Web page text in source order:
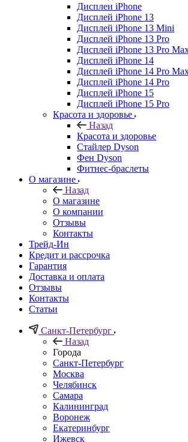
Дисплеи iPhone
Дисплей iPhone 13
Дисплей iPhone 13 Mini
Дисплей iPhone 13 Pro
Дисплей iPhone 13 Pro
Дисплей iPhone 14
Дисплей iPhone 14 Pro
Дисплей iPhone 14 Pro
Дисплей iPhone 15
Дисплей iPhone 15 Pro
Красота и здоровье
Назад
Красота и здоровье
Стайлер Dyson
Фен Dyson
Фитнес-браслеты
О магазине
Назад
О магазине
О компании
Отзывы
Контакты
Трейд-Ин
Кредит и рассрочка
Гарантия
Доставка и оплата
Отзывы
Контакты
Статьи
Санкт-Петербург
Назад
Города
Санкт-Петербург
Москва
Челябинск
Самара
Калининград
Воронеж
Екатеринбург
Ижевск